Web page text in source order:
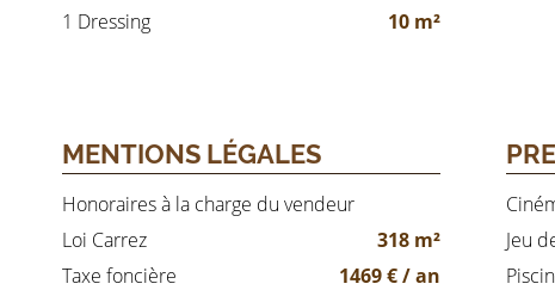
1 Dressing
10 m²
MENTIONS LÉGALES
Honoraires à la charge du vendeur
Loi Carrez
318 m²
Taxe foncière
1469 € / an
Jeu